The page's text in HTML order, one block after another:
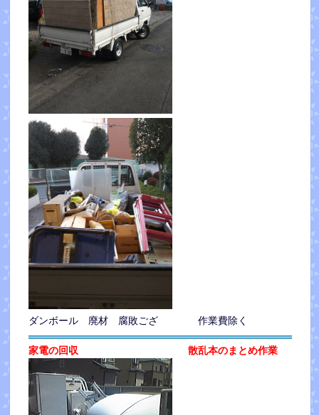
ダンボール 廃材 腐敗ござ 作業費除く
家電の回収 散乱本のまとめ作業